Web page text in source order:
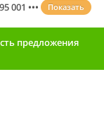
001 ••• Показать
предложения